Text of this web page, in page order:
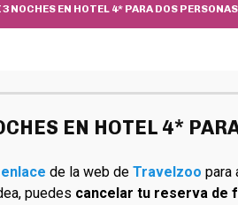
NOCHES EN HOTEL 4* PARA DOS PERSONAS
EN HOTEL 4*
de la web de Travelzoo para
puedes cancelar tu reserva de